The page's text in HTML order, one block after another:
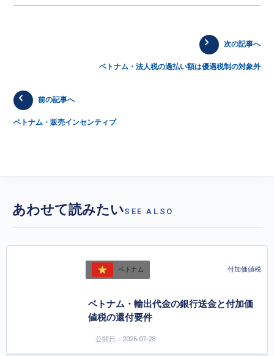
次の記事へ
ベトナム・法人税の過払い額は優遇税制の対象外
前の記事へ
ベトナム・販売インセンティブ
あわせて読みたいSEE ALSO
ベトナム 付加価値税
ベトナム・輸出代金の銀行送金と付加価
値税の還付要件
公開日：2026-07-28